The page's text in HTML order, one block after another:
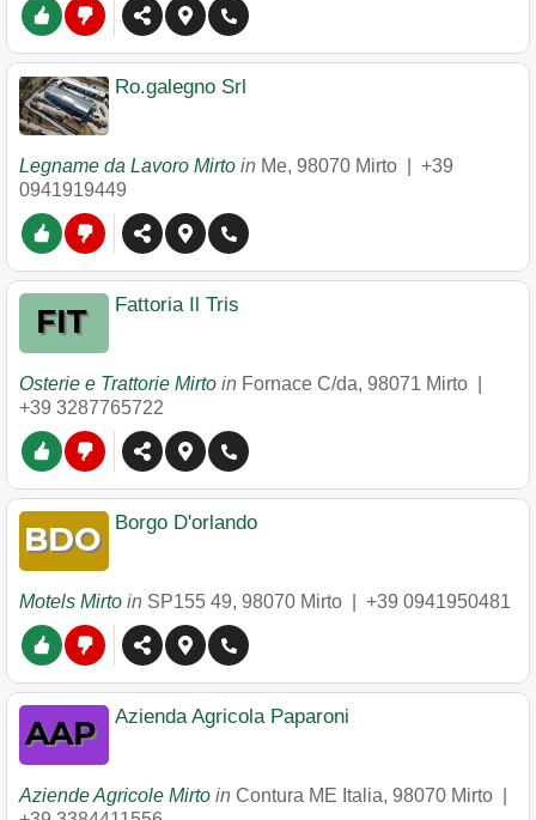
Ro.galegno Srl
Legname da Lavoro Mirto in Me, 98070 Mirto
+39
0941919449
Fattoria Il Tris
Osterie e Trattorie Mirto in Fornace C/da, 98071 Mirto
+39 3287765722
Borgo D'orlando
Motels Mirto in SP155 49, 98070 Mirto +39 0941950481
Azienda Agricola Paparoni
Aziende Agricole Mirto in Contura ME Italia, 98070 Mirto